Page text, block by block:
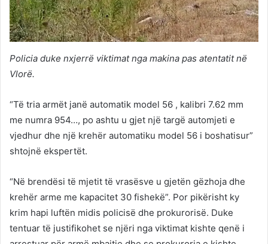
Policia duke nxjerrë viktimat nga makina pas atentatit në
Vlorë.
“Të tria armët janë automatik model 56 , kalibri 7.62 mm
me numra 954…, po ashtu u gjet një targë automjeti e
vjedhur dhe një krehër automatiku model 56 i boshatisur”
shtojnë ekspertët.
“Në brendësi të mjetit të vrasësve u gjetën gëzhoja dhe
krehër arme me kapacitet 30 fishekë”. Por pikërisht ky
krim hapi luftën midis policisë dhe prokurorisë. Duke
tentuar të justifikohet se njëri nga viktimat kishte qenë i